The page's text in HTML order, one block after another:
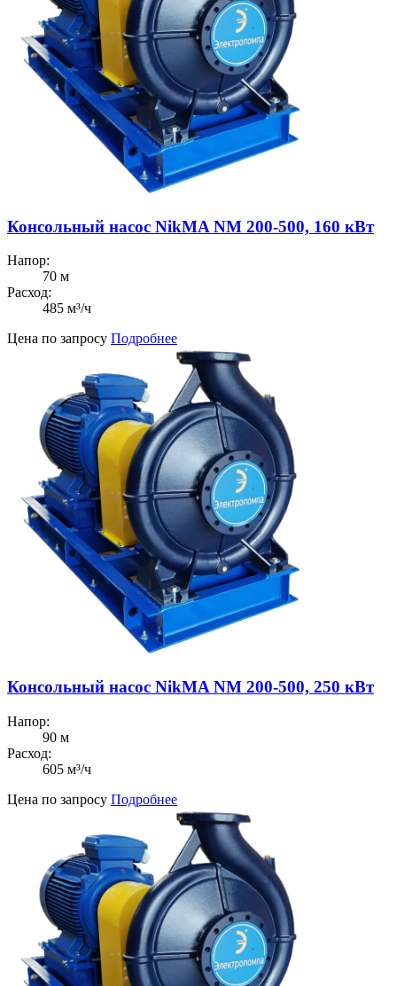
Консольный насос NikMA NM 200-500, 160 кВт
Напор:
70 м
Расход:
485 м³/ч
Цена по запросу Подробнее
Консольный насос NikMA NM 200-500, 250 кВт
Напор:
90 м
Расход:
605 м³/ч
Цена по запросу Подробнее